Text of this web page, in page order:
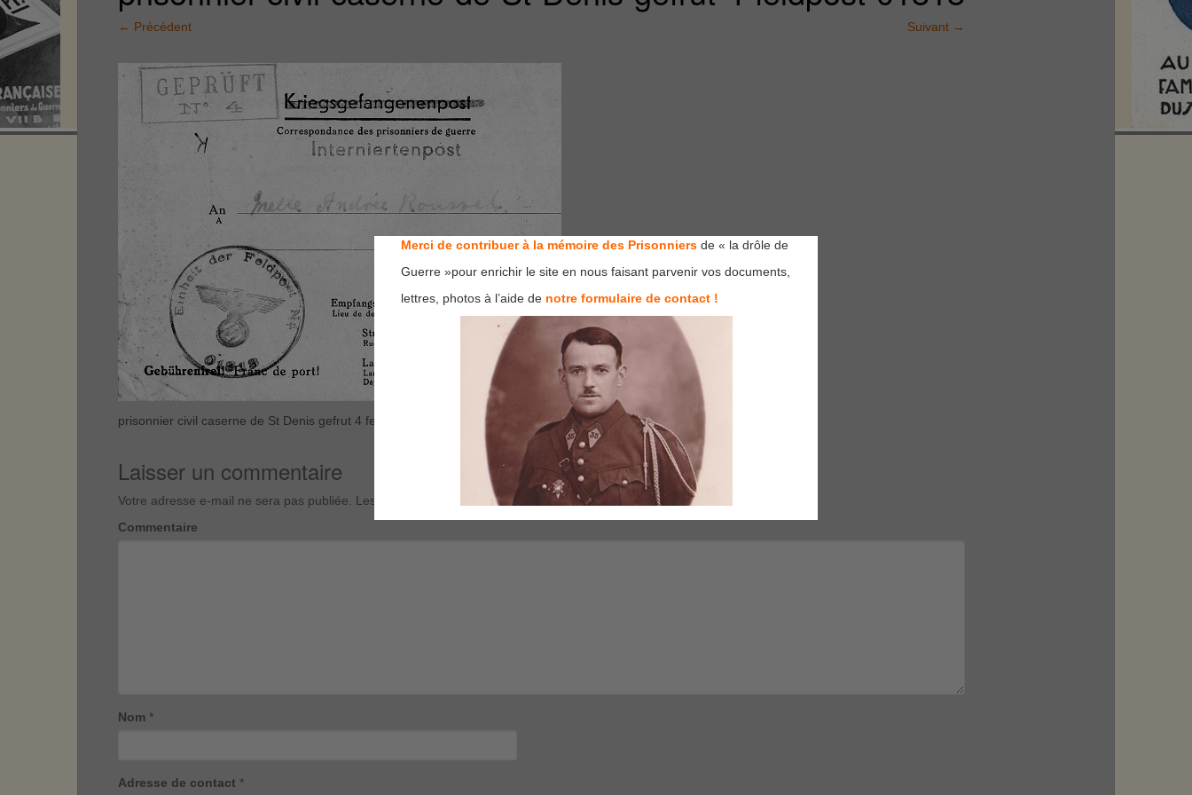
← Précédent Suivant →
prisonnier civil caserne de St Denis gefrut 4 feldpost 01818
Laisser un commentaire
Votre adresse e-mail ne sera pas publiée. Les champs obligatoires sont indiqués avec
Commentaire
Nom *
Adresse de contact *
Merci de contribuer à la mémoire des Prisonniers de « la drôle de
Guerre »pour enrichir le site en nous faisant parvenir vos documents,
lettres, photos à l’aide de notre formulaire de contact !